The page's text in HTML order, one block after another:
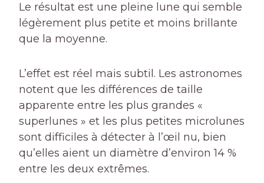
Le résultat est une pleine lune qui semble
légèrement plus petite et moins brillante
que la moyenne.
L’effet est réel mais subtil. Les astronomes
notent que les différences de taille
apparente entre les plus grandes «
superlunes » et les plus petites microlunes
sont difficiles à détecter à l’œil nu, bien
qu’elles aient un diamètre d’environ 14 %
entre les deux extrêmes.